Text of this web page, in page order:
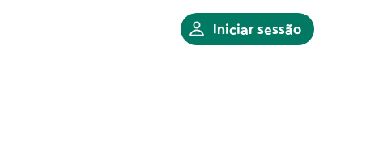
Iniciar sessão